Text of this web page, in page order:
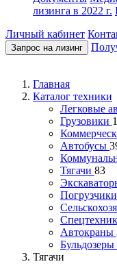
лизинга в 2022 г.
Личный кабинет
Запрос на лизинг
Главная
Каталог техники
Легковые
Грузовики
Автобусы
Тягачи 83
Погрузчики
Автокраны
Бульдозеры
Тягачи